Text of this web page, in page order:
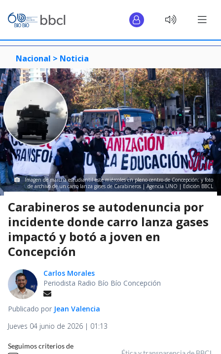
Nacional > Noticia
Imagen de marcha estudiantil este miércoles en pleno centro de Concepción; y foto
de archivo de un carro lanza gases de Carabineros | Agencia UNO | Edición BBCL
Carabineros se autodenuncia por
incidente donde carro lanza gases
impactó y botó a joven en
Concepción
Carlos Morales
Periodista Radio Bío Bío Concepción
Publicado por Jean Valencia
Jueves 04 junio de 2026 | 01:13
Seguimos criterios de